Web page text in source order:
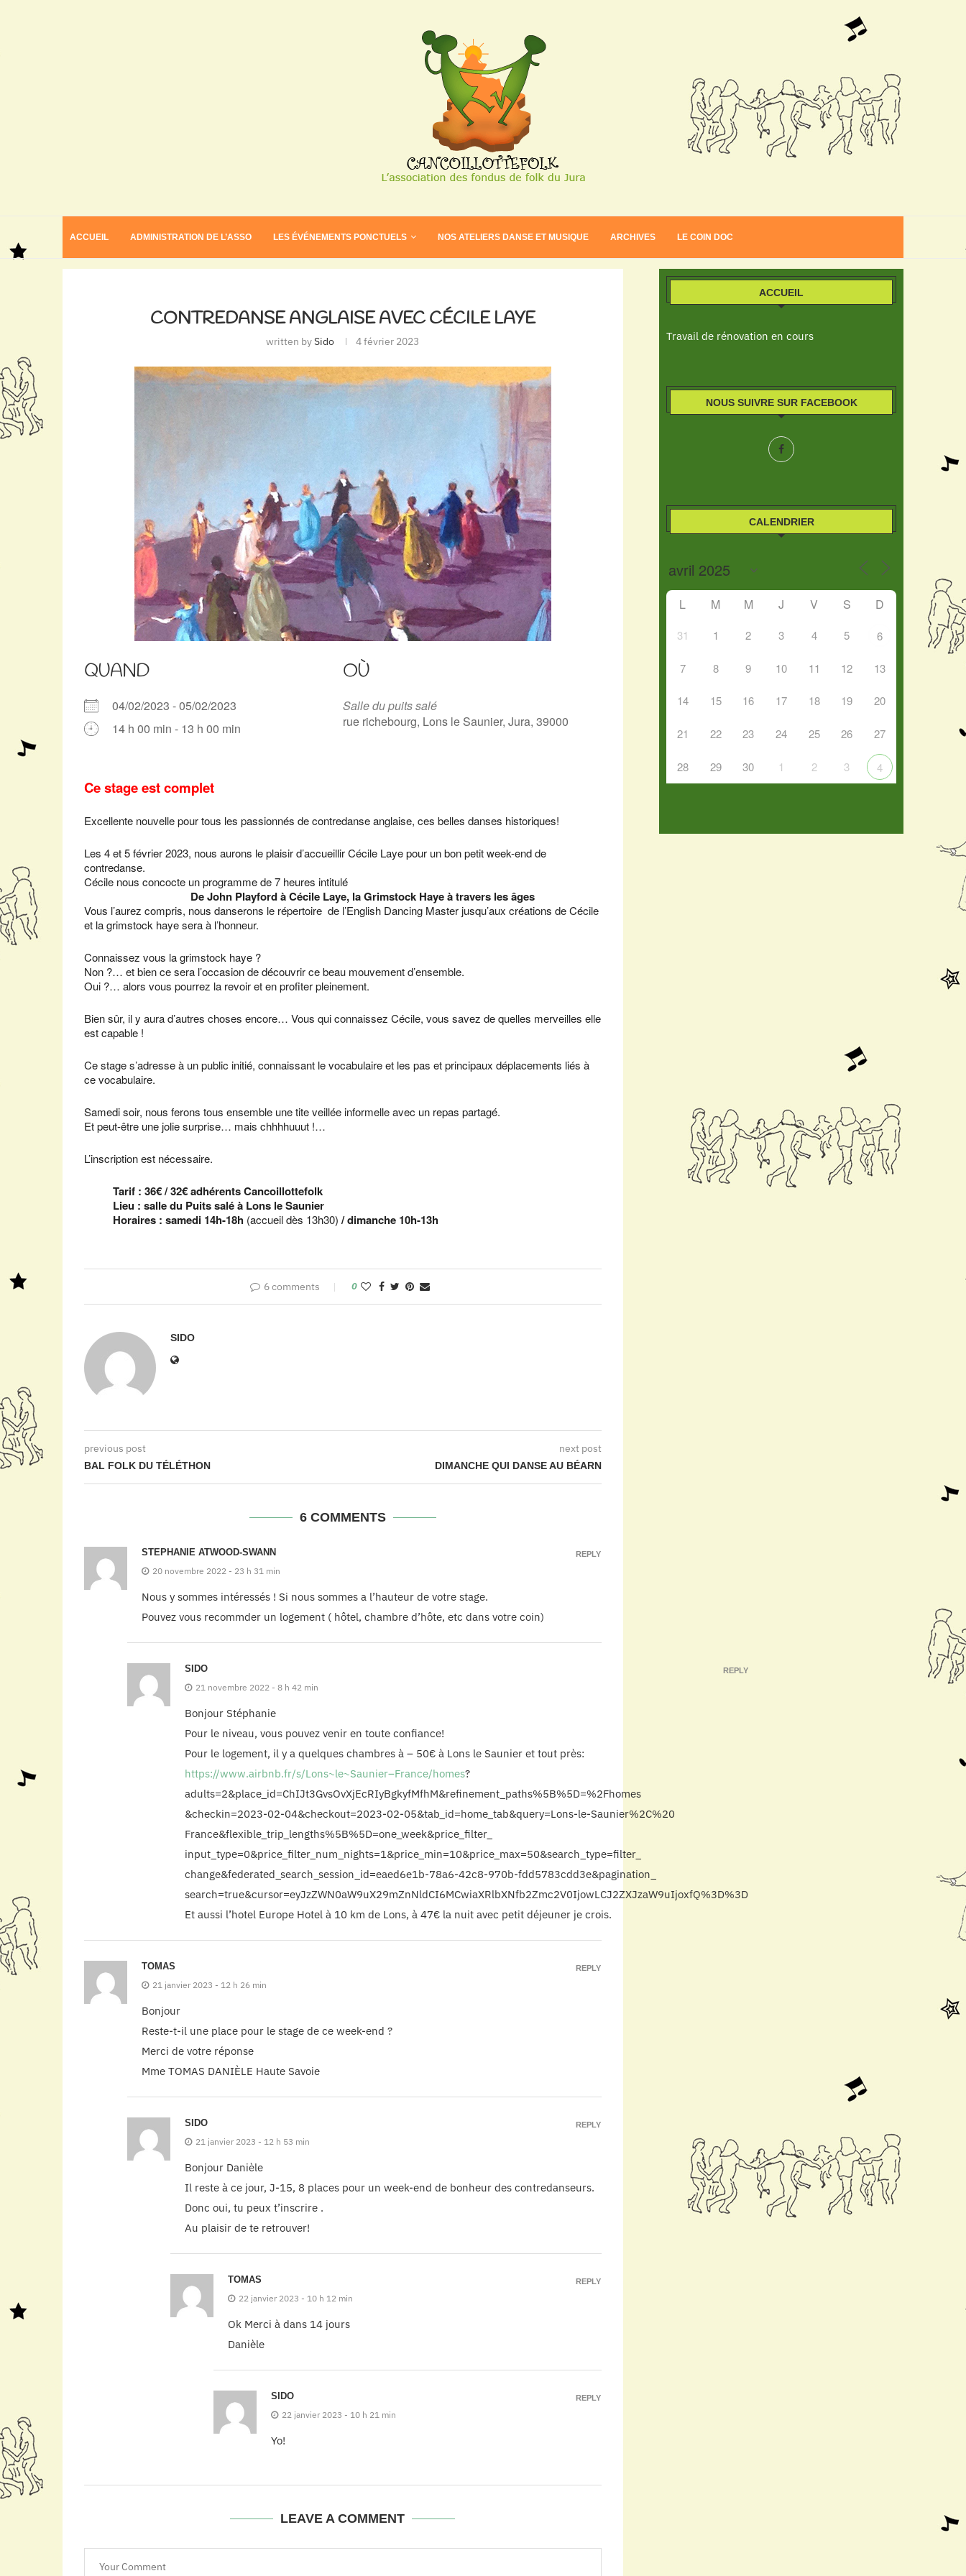
ACCUEIL ADMINISTRATION DE L’ASSO LES ÉVÉNEMENTS PONCTUELS NOS ATELIERS DANSE ET MUSIQUE ARCHIVES LE COIN DOC
CONTREDANSE ANGLAISE AVEC CÉCILE LAYE
written bySido 4 février 2023
QUAND
04/02/2023 - 05/02/2023
14 h 00 min - 13 h 00 min
OÙ
Salle du puits salé
rue richebourg, Lons le Saunier, Jura, 39000
Ce stage est complet
Excellente nouvelle pour tous les passionnés de contredanse anglaise, ces belles danses historiques!
Les 4 et 5 février 2023, nous aurons le plaisir d’accueillir Cécile Laye pour un bon petit week-end de
contredanse.
Cécile nous concocte un programme de 7 heures intitulé
De John Playford à Cécile Laye, la Grimstock Haye à travers les âges
Vous l’aurez compris, nous danserons le répertoire de l’English Dancing Master jusqu’aux créations de Cécile
et la grimstock haye sera à l’honneur.
Connaissez vous la grimstock haye ?
Non ?… et bien ce sera l’occasion de découvrir ce beau mouvement d’ensemble.
Oui ?… alors vous pourrez la revoir et en profiter pleinement.
Bien sûr, il y aura d’autres choses encore… Vous qui connaissez Cécile, vous savez de quelles merveilles elle
est capable !
Ce stage s’adresse à un public initié, connaissant le vocabulaire et les pas et principaux déplacements liés à
ce vocabulaire.
Samedi soir, nous ferons tous ensemble une tite veillée informelle avec un repas partagé.
Et peut-être une jolie surprise… mais chhhhuuut !…
L’inscription est nécessaire.
Tarif : 36€ / 32€ adhérents Cancoillottefolk
Lieu : salle du Puits salé à Lons le Saunier
Horaires : samedi 14h-18h (accueil dès 13h30) / dimanche 10h-13h
6 comments 0
SIDO
previous post
BAL FOLK DU TÉLÉTHON
next post
DIMANCHE QUI DANSE AU BÉARN
6 COMMENTS
STEPHANIE ATWOOD-SWANN
20 novembre 2022 - 23 h 31 min
Nous y sommes intéressés ! Si nous sommes a l’hauteur de votre stage.
Pouvez vous recommder un logement ( hôtel, chambre d’hôte, etc dans votre coin)
REPLY
SIDO
21 novembre 2022 - 8 h 42 min
Bonjour Stéphanie
Pour le niveau, vous pouvez venir en toute confiance!
Pour le logement, il y a quelques chambres à – 50€ à Lons le Saunier et tout près:
https://www.airbnb.fr/s/Lons~le~Saunier–France/homes?
adults=2&place_id=ChIJt3GvsOvXjEcRIyBgkyfMfhM&refinement_paths%5B%5D=%2Fhomes
&checkin=2023-02-04&checkout=2023-02-05&tab_id=home_tab&query=Lons-le-Saunier%2C%20
France&flexible_trip_lengths%5B%5D=one_week&price_filter_
input_type=0&price_filter_num_nights=1&price_min=10&price_max=50&search_type=filter_
change&federated_search_session_id=eaed6e1b-78a6-42c8-970b-fdd5783cdd3e&pagination_
search=true&cursor=eyJzZWN0aW9uX29mZnNldCI6MCwiaXRlbXNfb2Zmc2V0IjowLCJ2ZXJzaW9uIjoxfQ%3D%3D
Et aussi l’hotel Europe Hotel à 10 km de Lons, à 47€ la nuit avec petit déjeuner je crois.
REPLY
TOMAS
21 janvier 2023 - 12 h 26 min
Bonjour
Reste-t-il une place pour le stage de ce week-end ?
Merci de votre réponse
Mme TOMAS DANIÈLE Haute Savoie
REPLY
SIDO
21 janvier 2023 - 12 h 53 min
Bonjour Danièle
Il reste à ce jour, J-15, 8 places pour un week-end de bonheur des contredanseurs.
Donc oui, tu peux t’inscrire .
Au plaisir de te retrouver!
REPLY
TOMAS
22 janvier 2023 - 10 h 12 min
Ok Merci à dans 14 jours
Danièle
REPLY
SIDO
22 janvier 2023 - 10 h 21 min
Yo!
REPLY
LEAVE A COMMENT
ACCUEIL
Travail de rénovation en cours
NOUS SUIVRE SUR FACEBOOK
CALENDRIER
L M M J V S D
31 1 2 3 4 5 6
7 8 9 10 11 12 13
14 15 16 17 18 19 20
21 22 23 24 25 26 27
28 29 30 1 2 3 4